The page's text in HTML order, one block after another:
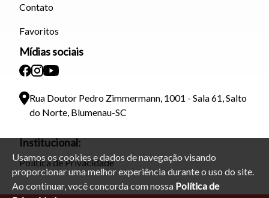
Usamos os cookies e dados de navegação visando
proporcionar uma melhor experiência durante o uso do site.
Ao continuar, você concorda com nossa Política de
Contato
Favoritos
Mídias sociais
Rua Doutor Pedro Zimmermann, 1001 - Sala 61, Salto
do Norte, Blumenau-SC
Institucional:
Política de Privacidade